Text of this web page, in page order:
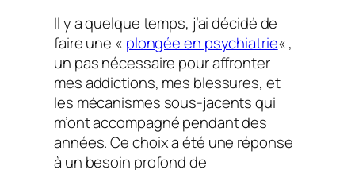
Il y a quelque temps, j’ai décidé de
faire une « plongée en psychiatrie« ,
un pas nécessaire pour affronter
mes addictions, mes blessures, et
les mécanismes sous-jacents qui
m’ont accompagné pendant des
années. Ce choix a été une réponse
à un besoin profond de